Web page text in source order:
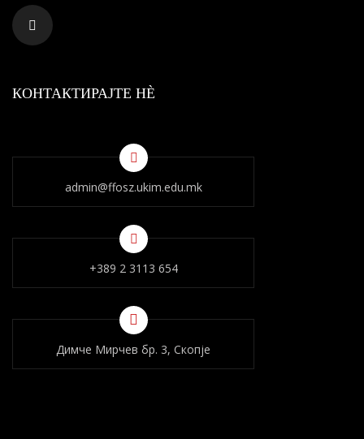
КОНТАКТИРАЈТЕ НÈ
admin@ffosz.ukim.edu.mk
+389 2 3113 654
Димче Мирчев бр. 3, Скопје